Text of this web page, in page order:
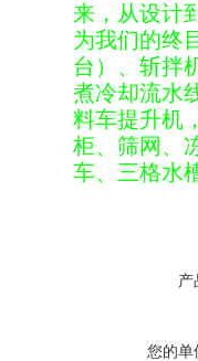
来，从设计
为我们的终
台）、斩拌
煮冷却流水
料车提升机
柜、筛网、
车、三格水
产
您的单